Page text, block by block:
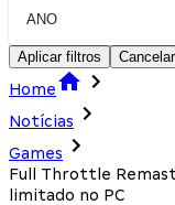
ANO
Aplicar filtros Cancelar
Home
Notícias
Games
Full Throttle
limitado no PC